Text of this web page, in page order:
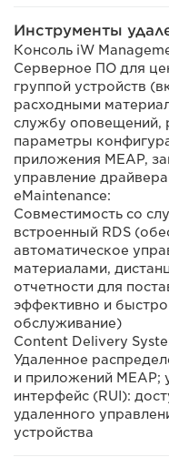
Инструменты
Консоль iW
Серверное ПО для
группой устройств
расходными
службу оповещений,
параметры
приложения MEAP,
управление
eMaintenance:
Совместимость со
встроенный RDS
автоматическое
материалами,
отчетности для
эффективно и
обслуживание)
Content Delivery
Удаленное
и приложений MEAP;
интерфейс (RUI):
удаленного
устройства